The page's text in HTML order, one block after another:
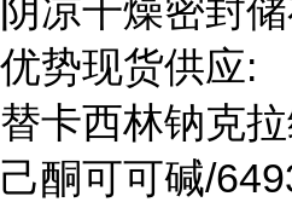
阴凉干燥密封
优势现货供应:
替卡西林钠克
己酮可可碱/